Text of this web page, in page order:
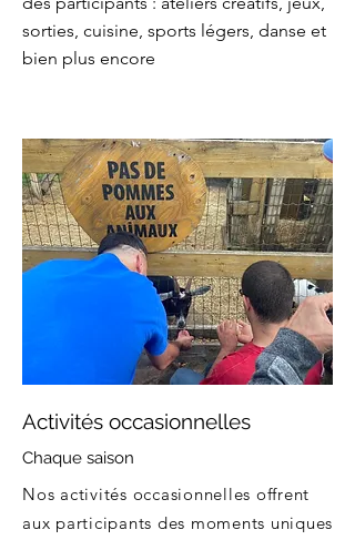
sorties, cuisine, sports légers, danse et
bien plus encore
Activités occasionnelles
Chaque saison
Nos activités occasionnelles offrent
aux participants des moments uniques